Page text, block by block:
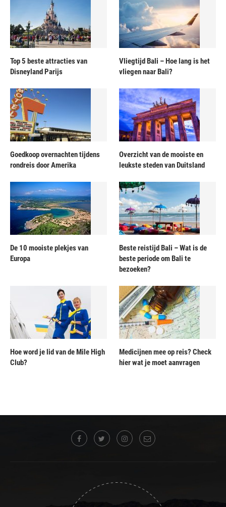
Top 5 beste attracties van
Disneyland Parijs
Vliegtijd Bali – Hoe lang is het
vliegen naar Bali?
Goedkoop overnachten tijdens
rondreis door Amerika
Overzicht van de mooiste en
leukste steden van Duitsland
De 10 mooiste plekjes van
Europa
Beste reistijd Bali – Wat is de
beste periode om Bali te
bezoeken?
Hoe word je lid van de Mile High
Club?
Medicijnen mee op reis? Check
hier wat je moet aanvragen